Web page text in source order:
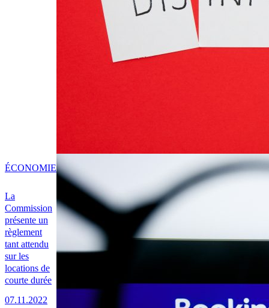
La
Commission
présente un
règlement
tant attendu
sur les
locations de
courte durée
07.11.2022
ÉCONOMIE